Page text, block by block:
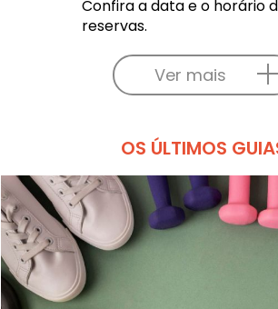
Confira a data e o horário
reservas.
Ver mais
OS ÚLTIMOS